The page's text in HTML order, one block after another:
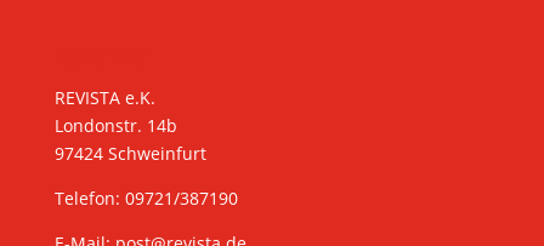
REVISTA e.K.
Londonstr. 14b
97424 Schweinfurt
Telefon: 09721/387190